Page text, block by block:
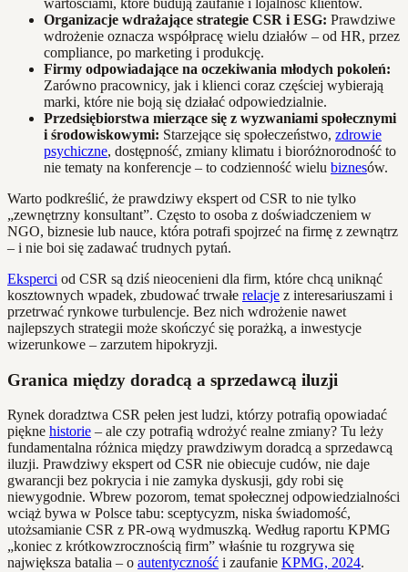
Organizacje wdrażające strategie CSR i ESG: Prawdziwe
wdrożenie oznacza współpracę wielu działów – od HR, przez
compliance, po marketing i produkcję.
Firmy odpowiadające na oczekiwania młodych pokoleń:
Zarówno pracownicy, jak i klienci coraz częściej wybierają
marki, które nie boją się działać odpowiedzialnie.
Przedsiębiorstwa mierzące się z wyzwaniami społecznymi
i środowiskowymi: Starzejące się społeczeństwo, zdrowie
psychiczne, dostępność, zmiany klimatu i bioróżnorodność to
nie tematy na konferencje – to codzienność wielu biznesów.
Warto podkreślić, że prawdziwy ekspert od CSR to nie tylko
„zewnętrzny konsultant”. Często to osoba z doświadczeniem w
NGO, biznesie lub nauce, która potrafi spojrzeć na firmę z zewnątrz
– i nie boi się zadawać trudnych pytań.
Eksperci od CSR są dziś nieocenieni dla firm, które chcą uniknąć
kosztownych wpadek, zbudować trwałe relacje z interesariuszami i
przetrwać rynkowe turbulencje. Bez nich wdrożenie nawet
najlepszych strategii może skończyć się porażką, a inwestycje
wizerunkowe – zarzutem hipokryzji.
Granica między doradcą a sprzedawcą iluzji
Rynek doradztwa CSR pełen jest ludzi, którzy potrafią opowiadać
piękne historie – ale czy potrafią wdrożyć realne zmiany? Tu leży
fundamentalna różnica między prawdziwym doradcą a sprzedawcą
iluzji. Prawdziwy ekspert od CSR nie obiecuje cudów, nie daje
gwarancji bez pokrycia i nie zamyka dyskusji, gdy robi się
niewygodnie. Wbrew pozorom, temat społecznej odpowiedzialności
wciąż bywa w Polsce tabu: sceptycyzm, niska świadomość,
utożsamianie CSR z PR-ową wydmuszką. Według raportu KPMG
„koniec z krótkowzrocznością firm” właśnie tu rozgrywa się
największa batalia – o autentyczność i zaufanie KPMG, 2024.